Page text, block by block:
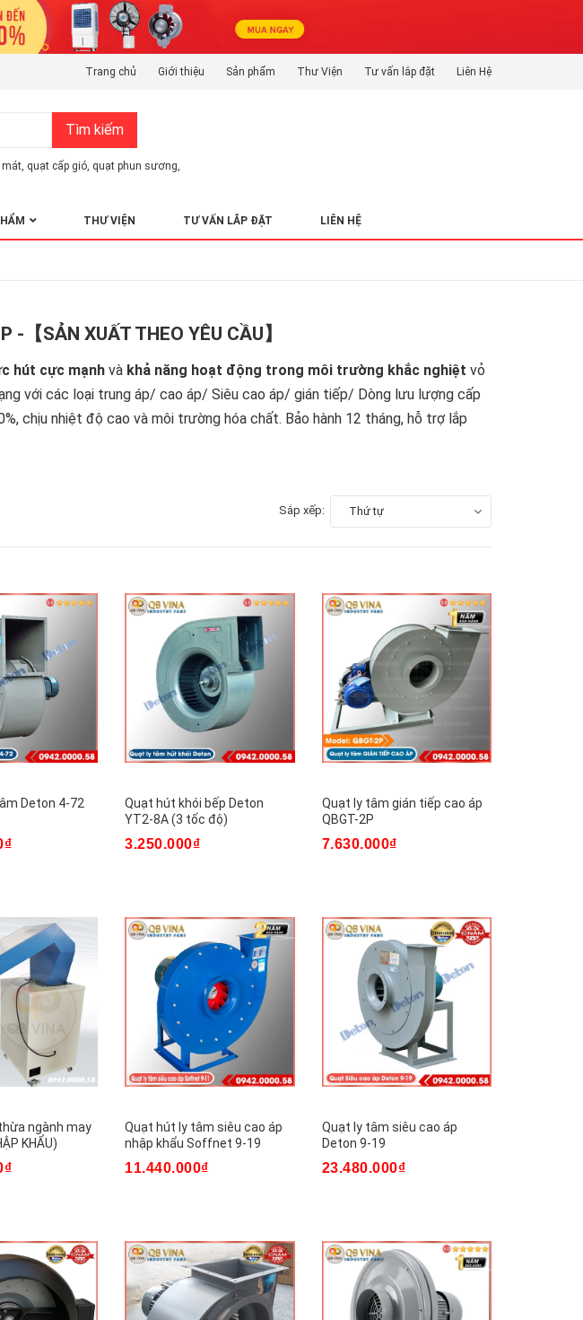
Trang chủ Giới thiệu Sản phẩm Thư Viện Tư vấn lắp đặt Liên Hệ
Tìm kiếm
mát quạt cấp gió quạt phun sương
THƯ VIỆN TƯ VẤN LẮP ĐẶT LIÊN HỆ
-【SẢN XUẤT THEO YÊU CẦU】
hút cực mạnhvà khả năng hoạt động trong môi trường khắc nghiệt vỏ
với các loại trung áp/ cao áp/ Siêu cao áp/ gián tiếp/ Dòng lưu lượng cấp
chịu nhiệt độ cao và môi trường hóa chất. Bảo hành 12 tháng, hỗ trợ lắp
Sắp xếp: Thứ tự
Deton 4-72
Quạt hút khói bếp Deton
YT2-8A (3 tốc độ)
3.250.000₫
Quạt ly tâm gián tiếp cao áp
QBGT-2P
7.630.000₫
ngành may
KHẨU)
Quạt hút ly tâm siêu cao áp
nhập khẩu Soffnet 9-19
11.440.000₫
Quạt ly tâm siêu cao áp
Deton 9-19
23.480.000₫